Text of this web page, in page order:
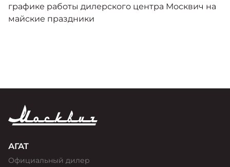
графике работы дилерского центра Москвич на
майские праздники
АГАТ
Официальный дилер